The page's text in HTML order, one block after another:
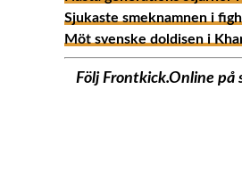
Sjukaste smeknamnen i
Möt svenske doldisen i
Följ Frontkick.Online på